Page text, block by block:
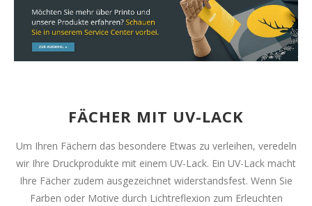
FÄCHER MIT UV-LACK
Um Ihren Fächern das besondere Etwas zu verleihen, veredeln
wir Ihre Druckprodukte mit einem UV-Lack. Ein UV-Lack macht
Ihre Fächer zudem ausgezeichnet widerstandsfest. Wenn Sie
Farben oder Motive durch Lichtreflexion zum Erleuchten